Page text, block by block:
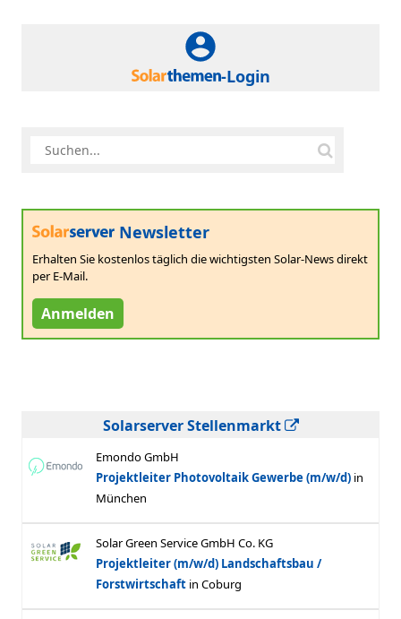
-Login
Newsletter
Erhalten Sie kostenlos täglich die wichtigsten Solar-News direkt
per E-Mail.
Anmelden
Solarserver Stellenmarkt